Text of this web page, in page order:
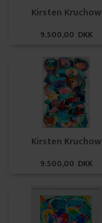
Kirsten Kruchow
9.500,00 DKK
Kirsten Kruchow
9.500,00 DKK